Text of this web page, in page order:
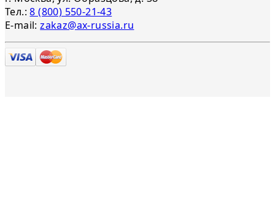
Тел.:8 (800) 550-21-43
E-mail:zakaz@ax-russia.ru